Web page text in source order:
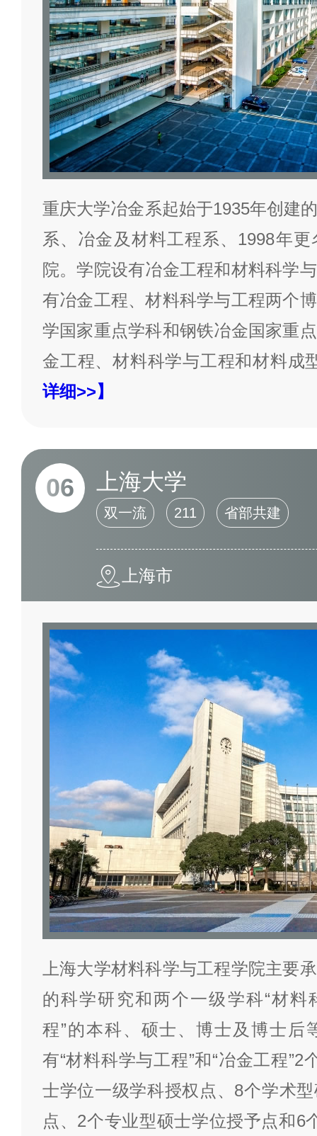
重庆大学冶金系起始于1935年创建
系、冶金及材料工程系、1998年
院。学院设有冶金工程和材料科学
有冶金工程、材料科学与工程两个
学国家重点学科和钢铁冶金国家重
金工程、材料科学与工程和材料成
详细>>】
06 上海大学
双一流 211 省部共建
上海市
上海大学材料科学与工程学院主要
的科学研究和两个一级学科“材料
程”的本科、硕士、博士及博士后
有“材料科学与工程”和“冶金工程
士学位一级学科授权点、8个学术
点、2个专业型硕士学位授予点和6